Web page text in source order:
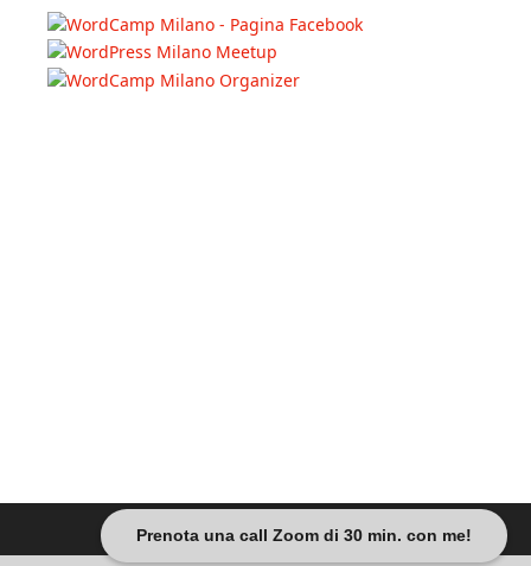
Prenota una call Zoom di 30 min. con me!
Dariobanfi.it | Privacy Policy